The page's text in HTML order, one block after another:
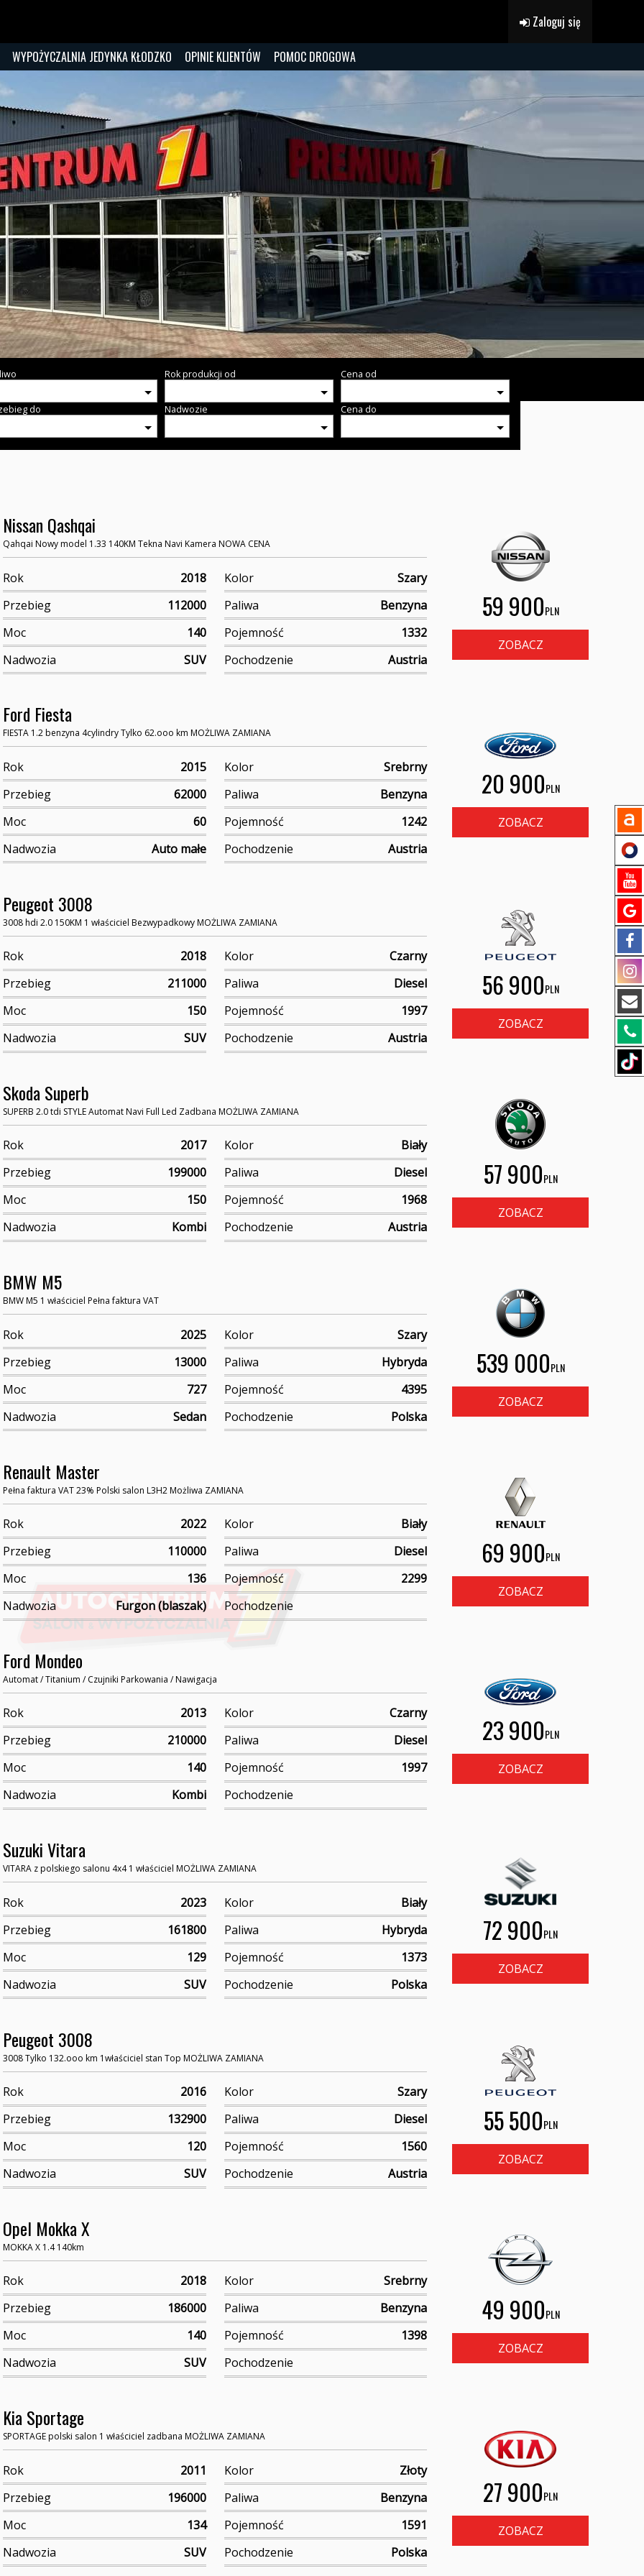
Zaloguj się
WYPOŻYCZALNIA JEDYNKA KŁODZKO OPINIE KLIENTÓW POMOC DROGOWA
Rok produkcji od Cena od
do Nadwozie Cena do
Nissan Qashqai
Qahqai Nowy model 1.33 140KM Tekna Navi Kamera NOWA CENA
Rok 2018 Kolor
Szary
Przebieg
112000 Paliwa
Benzyna
Moc
140 Pojemność
1332
Nadwozia
SUV Pochodzenie Austria
59 900PLN
ZOBACZ
Ford Fiesta
FIESTA 1.2 benzyna 4cylindry Tylko 62.ooo km MOŻLIWA ZAMIANA
Rok 2015 Kolor
Srebrny
Przebieg
62000 Paliwa
Benzyna
Moc
60 Pojemność
1242
Nadwozia
Auto małe Pochodzenie Austria
20 900PLN
ZOBACZ
Peugeot 3008
3008 hdi 2.0 150KM 1 właściciel Bezwypadkowy MOŻLIWA ZAMIANA
Rok 2018 Kolor
Czarny
Przebieg
211000 Paliwa
Diesel
Moc
150 Pojemność
1997
Nadwozia
SUV Pochodzenie Austria
56 900PLN
ZOBACZ
Skoda Superb
SUPERB 2.0 tdi STYLE Automat Navi Full Led Zadbana MOŻLIWA ZAMIANA
Rok 2017 Kolor
Biały
Przebieg
199000 Paliwa
Diesel
Moc
150 Pojemność
1968
Nadwozia
Kombi Pochodzenie Austria
57 900PLN
ZOBACZ
BMW M5
BMW M5 1 właściciel Pełna faktura VAT
Rok 2025 Kolor
Szary
Przebieg
13000 Paliwa
Hybryda
Moc
727 Pojemność
4395
Nadwozia
Sedan Pochodzenie Polska
539 000PLN
ZOBACZ
Renault Master
Pełna faktura VAT 23% Polski salon L3H2 Możliwa ZAMIANA
Rok 2022 Kolor
Biały
Przebieg
110000 Paliwa
Diesel
Moc
136 Pojemność
2299
Nadwozia
Furgon (blaszak) Pochodzenie
69 900PLN
ZOBACZ
Ford Mondeo
Automat / Titanium / Czujniki Parkowania / Nawigacja
Rok 2013 Kolor
Czarny
Przebieg
210000 Paliwa
Diesel
Moc
140 Pojemność
1997
Nadwozia
Kombi Pochodzenie
23 900PLN
ZOBACZ
Suzuki Vitara
VITARA z polskiego salonu 4x4 1 właściciel MOŻLIWA ZAMIANA
Rok 2023 Kolor
Biały
Przebieg
161800 Paliwa
Hybryda
Moc
129 Pojemność
1373
Nadwozia
SUV Pochodzenie Polska
72 900PLN
ZOBACZ
Peugeot 3008
3008 Tylko 132.ooo km 1właściciel stan Top MOŻLIWA ZAMIANA
Rok 2016 Kolor
Szary
Przebieg
132900 Paliwa
Diesel
Moc
120 Pojemność
1560
Nadwozia
SUV Pochodzenie Austria
55 500PLN
ZOBACZ
Opel Mokka X
MOKKA X 1.4 140km
Rok 2018 Kolor
Srebrny
Przebieg
186000 Paliwa
Benzyna
Moc
140 Pojemność
1398
Nadwozia
SUV Pochodzenie
49 900PLN
ZOBACZ
Kia Sportage
SPORTAGE polski salon 1 właściciel zadbana MOŻLIWA ZAMIANA
Rok 2011 Kolor
Złoty
Przebieg
196000 Paliwa
Benzyna
Moc
134 Pojemność
1591
Nadwozia
SUV Pochodzenie Polska
27 900PLN
ZOBACZ